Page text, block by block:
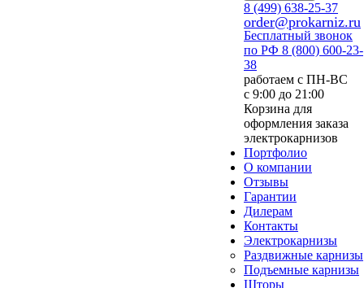
8 (499) 638-25-37
order@prokarniz.ru
Бесплатный звонок
по РФ 8 (800) 600-23-
38
работаем с ПН-ВС
с 9:00 до 21:00
Корзина для
оформления заказа
электрокарнизов
Портфолио
О компании
Отзывы
Гарантии
Дилерам
Контакты
Электрокарнизы
Раздвижные карнизы
Подъемные карнизы
Шторы